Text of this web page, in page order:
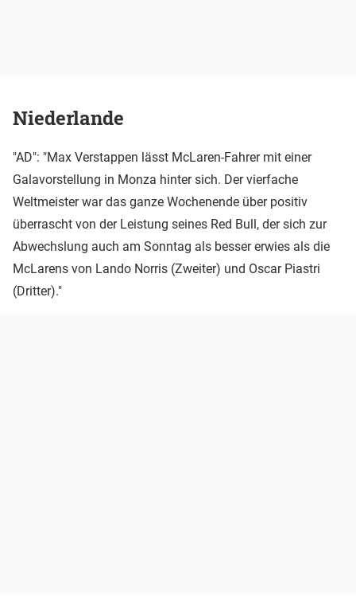
Niederlande
"AD": "Max Verstappen lässt McLaren-Fahrer mit einer
Galavorstellung in Monza hinter sich. Der vierfache
Weltmeister war das ganze Wochenende über positiv
überrascht von der Leistung seines Red Bull, der sich zur
Abwechslung auch am Sonntag als besser erwies als die
McLarens von Lando Norris (Zweiter) und Oscar Piastri
(Dritter)."